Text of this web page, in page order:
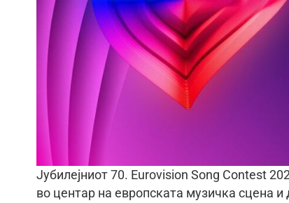
Јубилејниот 70. Eurovision Song Contest
во центар на европската музичка сцена